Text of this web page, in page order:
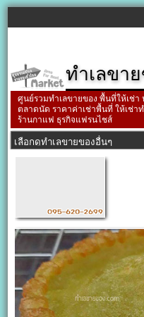
ทำเลขา
ศูนย์รวมทำเลขายของ พื้นที่ให้เช่
ตลาดนัด ราคาค่าเช่าพื้นที่ ให้เช่า
ร้านกาแฟ ธุรกิจแฟรนไชส์